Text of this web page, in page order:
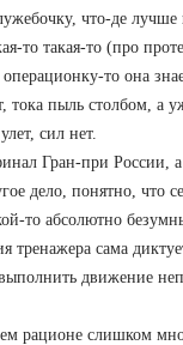
что-де лучше
то такая-то (про
то она
тока пыль столбом, а
сил нет.
Гран-при России,
дело, понятно, что
то абсолютно
тренажера сама
движение
рационе слишком